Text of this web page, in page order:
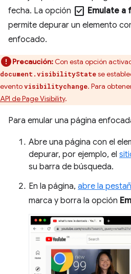
fecha. La opción check_box Emulate a
permite depurar un elemento
enfocado.
Precaución:Con esta opción
document.visibilityStatese
eventovisibilitychange. Para
API de Page Visibility.
Para emular una página
Abre una página con el
depurar, por ejemplo, el
su barra de búsqueda.
En la página, abre la
marca y borra la opción